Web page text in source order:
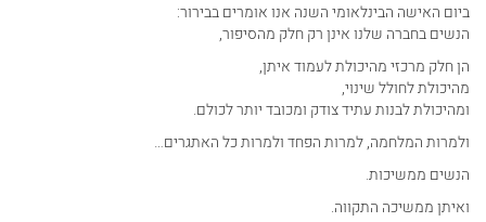
ביום האישה הבינלאומי השנה אנו אומרים בבירור:
הנשים בחברה שלנו אינן רק חלק מהסיפור,
הן חלק מרכזי מהיכולת לעמוד איתן,
מהיכולת לחולל שינוי,
ומהיכולת לבנות עתיד צודק ומכובד יותר לכולם.
ולמרות המלחמה, למרות הפחד ולמרות כל האתגרים…
הנשים ממשיכות.
ואיתן ממשיכה התקווה.